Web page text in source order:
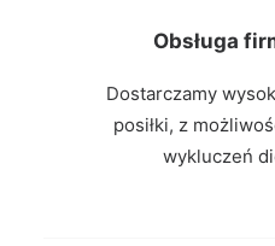
Obsługa
Dostarczamy
posiłki, z
wykluczeń